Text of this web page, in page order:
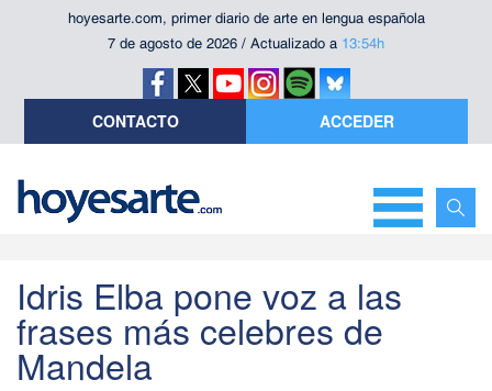
hoyesarte.com, primer diario de arte en lengua española
7 de agosto de 2026 / Actualizado a 13:54h
CONTACTO ACCEDER
Idris Elba pone voz a las
frases más celebres de
Mandela